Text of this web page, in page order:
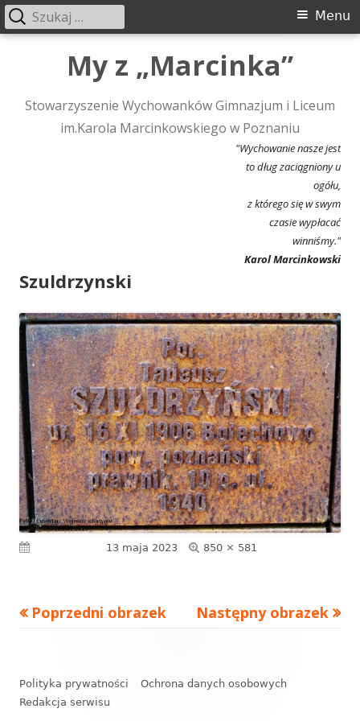
My z „Marcinka”
Stowarzyszenie Wychowanków Gimnazjum i Liceum
im.Karola Marcinkowskiego w Poznaniu
"Wychowanie nasze jest
to dług zaciągniony u
ogółu,
z którego się w swym
czasie wypłacać
winniśmy."
Karol Marcinkowski
Menu
główne
Menu
Szukaj:
Szuldrzynski
13 maja 2023
Pełny
850 × 581
Poprzedni obrazek Następny obrazek
stopki
Polityka prywatności
Ochrona danych osobowych
Redakcja serwisu